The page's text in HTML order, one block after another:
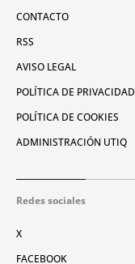
CONTACTO
RSS
AVISO LEGAL
POLÍTICA DE PRIVACIDAD
POLÍTICA DE COOKIES
ADMINISTRACIÓN UTIQ
Redes sociales
X
FACEBOOK